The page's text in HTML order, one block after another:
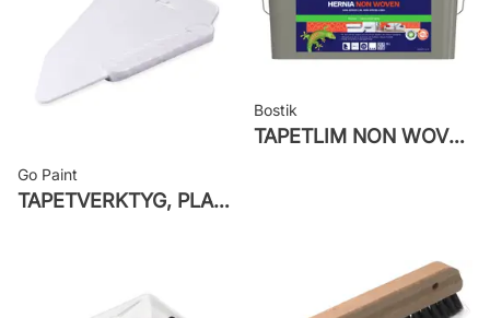
Leverantörens artikelnummer: 77031
Go Paint
TAPETVERKTYG, PLAST GO PAINT
Bostik
TAPETLIM NON WOVEN